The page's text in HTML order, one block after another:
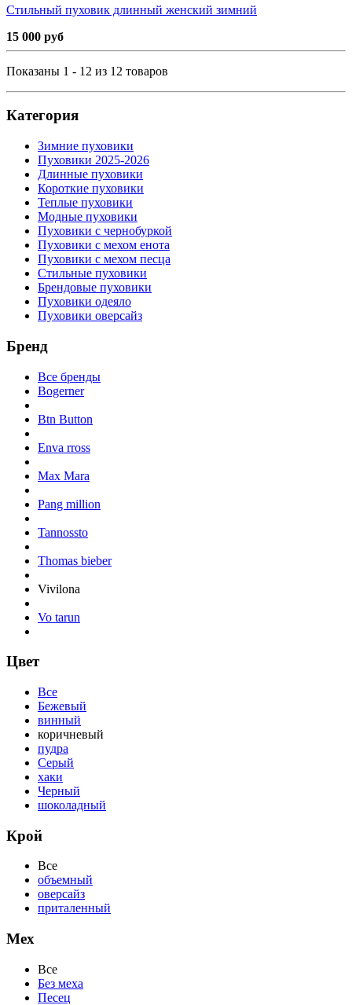
Стильный пуховик длинный женский зимний
15 000 руб
Показаны 1 - 12 из 12 товаров
Категория
Зимние пуховики
Пуховики 2025-2026
Длинные пуховики
Короткие пуховики
Теплые пуховики
Модные пуховики
Пуховики с чернобуркой
Пуховики с мехом енота
Пуховики с мехом песца
Стильные пуховики
Брендовые пуховики
Пуховики одеяло
Пуховики оверсайз
Бренд
Все бренды
Bogerner
Btn Button
Enva rross
Max Mara
Pang million
Tannossto
Thomas bieber
Vivilona
Vo tarun
Цвет
Все
Бежевый
винный
коричневый
пудра
Серый
хаки
Черный
шоколадный
Крой
Все
объемный
оверсайз
приталенный
Мех
Все
Без меха
Песец